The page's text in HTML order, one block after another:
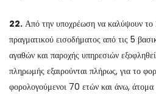
22. Από την υποχρέωση να καλύψουν
πραγματικού εισοδήματος από τις 5
αγαθών και παροχής υπηρεσιών
πληρωμής εξαιρούνται πλήρως, για το
φορολογούμενοι 70 ετών και άνω,